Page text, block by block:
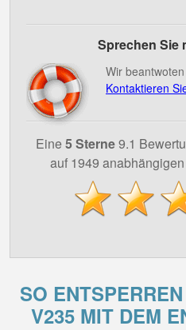
Sprechen Sie
Wir
Kontaktieren
Eine 5 Sterne9.1
auf 1949
SO
V235 MIT DEM